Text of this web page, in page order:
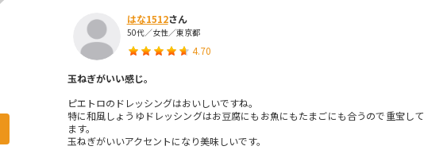
はな1512さん
50代／女性／東京都
4.70
玉ねぎがいい感じ。
ピエトロのドレッシングはおいしいですね。
特に和風しょうゆドレッシングはお豆腐にもお魚にもたまごにも合うので重宝して
ます。
玉ねぎがいいアクセントになり美味しいです。